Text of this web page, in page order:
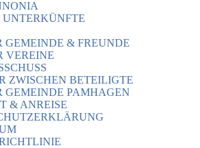
GEMEINDE & FREUNDE
VEREINE
ZWISCHEN BETEILIGTE
GEMEINDE PAMHAGEN
& ANREISE